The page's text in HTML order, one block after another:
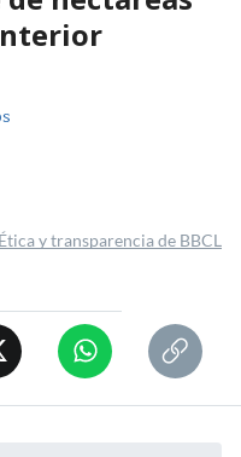
Ética y transparencia de BBCL